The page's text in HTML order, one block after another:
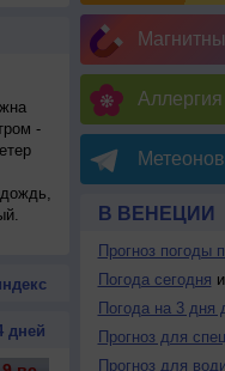
-
дней
В ВЕНЕЦИИ
Прогноз погоды
Погода сегодня и
Погода на 3 дня
Прогноз для
Прогноз для